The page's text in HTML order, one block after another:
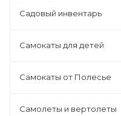
Садовый инвентарь
Самокаты для детей
Самокаты от Полесье
Самолеты и вертолеты